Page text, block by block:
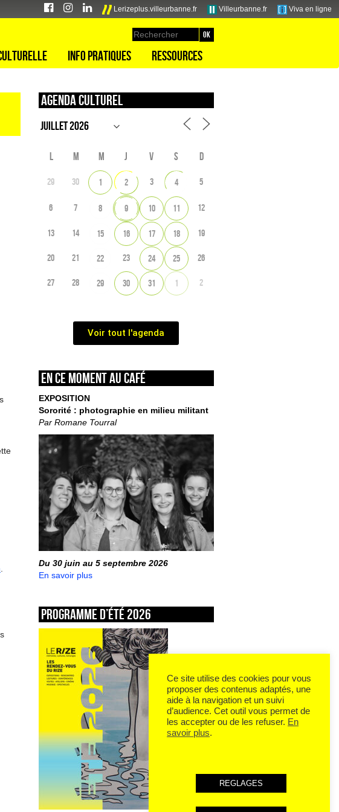
Lerizeplus.villeurbanne.fr Villeurbanne.fr Viva en ligne
culturelle Info pratiques Ressources
Agenda culturel
L M M J V S D
29 30 1 2 3 4 5
6 7 8 9 10 11 12
13 14 15 16 17 18 19
20 21 22 23 24 25 26
27 28 29 30 31 1 2
Voir tout l'agenda
En ce moment au café
EXPOSITION
Sororité : photographie en milieu militant
Par Romane Tourral
Du 30 juin au 5 septembre 2026
En savoir plus
Programme d’été 2026
Ce site utilise des cookies pour vous
proposer des contenus adaptés, une
aide à la navigation et un suivi
d’audience. Cet outil vous permet de
les accepter ou de les refuser. En
savoir plus.
REGLAGES